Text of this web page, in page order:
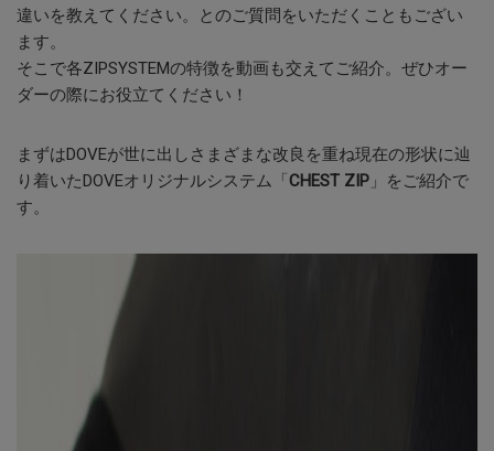
違いを教えてください。とのご質問をいただくこともござい
ます。
そこで各ZIPSYSTEMの特徴を動画も交えてご紹介。ぜひオー
ダーの際にお役立てください！
まずはDOVEが世に出しさまざまな改良を重ね現在の形状に辿
り着いたDOVEオリジナルシステム「CHEST ZIP 」をご紹介で
す。